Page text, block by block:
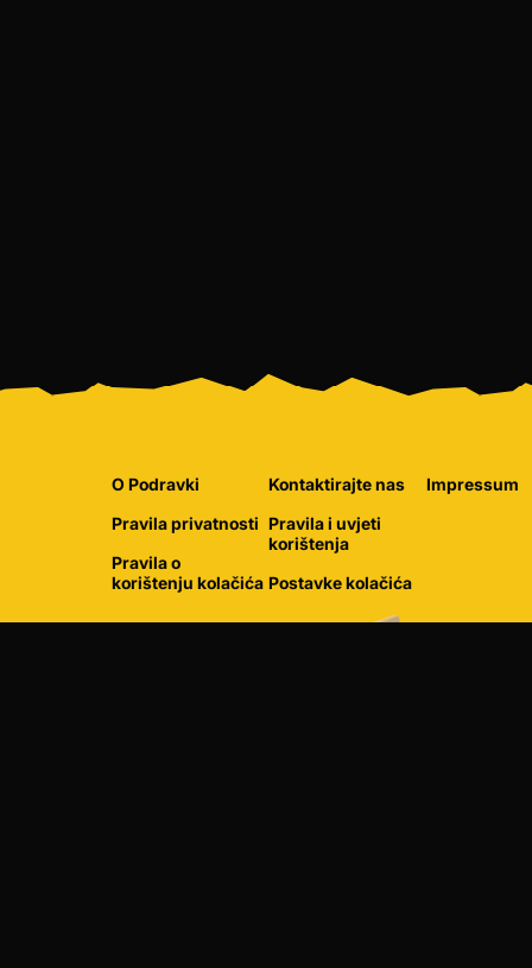
O Podravki
Pravila privatnosti
Pravila o
korištenju kolačića
Kontaktirajte nas
Pravila i uvjeti
korištenja
Postavke kolačića
Impressum